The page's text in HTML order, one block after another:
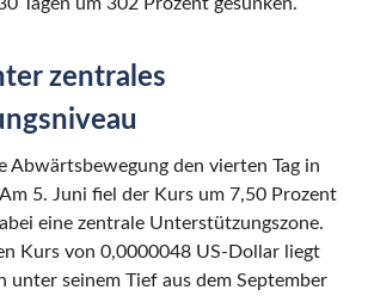
zentrales
Abwärtsbewegung den vierten Tag in
5. Juni fiel der Kurs um 7,50 Prozent
eine zentrale Unterstützungszone.
Kurs von 0,0000048 US-Dollar liegt
unter seinem Tief aus dem September